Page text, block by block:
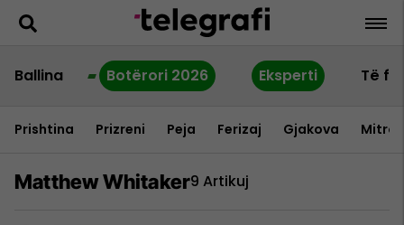
Ballina Botërori 2026 Eksperti Të
Prishtina Prizreni Peja Ferizaj Gjakova
Matthew Whitaker9 Artikuj